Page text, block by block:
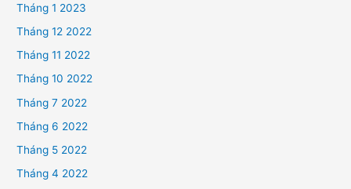
Tháng 1 2023
Tháng 12 2022
Tháng 11 2022
Tháng 10 2022
Tháng 7 2022
Tháng 6 2022
Tháng 5 2022
Tháng 4 2022